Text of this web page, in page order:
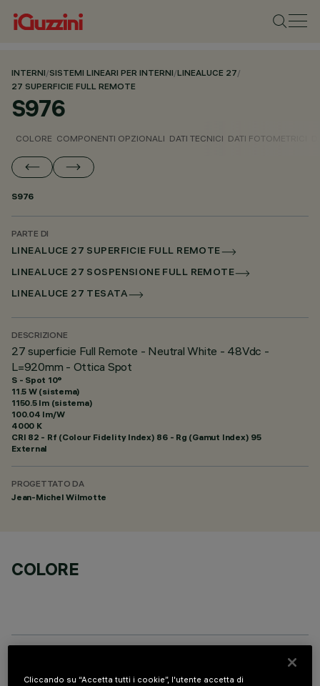
INTERNI/SISTEMI LINEARI PER INTERNI/LINEALUCE 27/
27 SUPERFICIE FULL REMOTE
S976
COLORE COMPONENTI OPZIONALI DATI TECNICI DATI FOTOMETRICI
S976
PARTE DI
LINEALUCE 27 SUPERFICIE FULL REMOTE
LINEALUCE 27 SOSPENSIONE FULL REMOTE
LINEALUCE 27 TESATA
DESCRIZIONE
27 superficie Full Remote - Neutral White - 48Vdc -
L=920mm - Ottica Spot
S - Spot 10°
11.5 W (sistema)
1150.5 lm (sistema)
100.04 lm/W
4000 K
CRI 82 - Rf (Colour Fidelity Index) 86 - Rg (Gamut Index) 95
External
PROGETTATO DA
Jean-Michel Wilmotte
COLORE
COMPONENTI OPZIONALI
Cliccando su “Accetta tutti i cookie”, l'utente accetta di